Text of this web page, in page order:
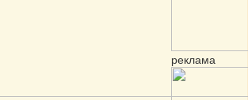
реклама